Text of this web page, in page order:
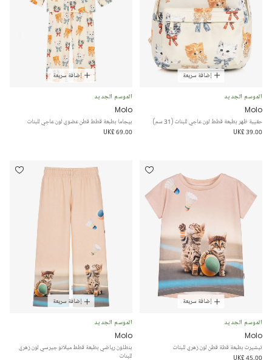
إضافة سريعة
الموسم الجديد
Molo
حقيبة ظهر بطبعة قطط لون عاجي للبنات (31 سم)
UK£ 39.00
إضافة سريعة
الموسم الجديد
Molo
بيجاما بطبعة قطط قطن عضوي لون عاجي للبنات
UK£ 69.00
إضافة سريعة
الموسم الجديد
Molo
تيشيرت بطبعة قطة قطن لون زهري للبنات
UK£ 45.00
إضافة سريعة
الموسم الجديد
Molo
بنطلون رياضي بطبعة قطط ميلانو جيرسي لون زهري
للبنات